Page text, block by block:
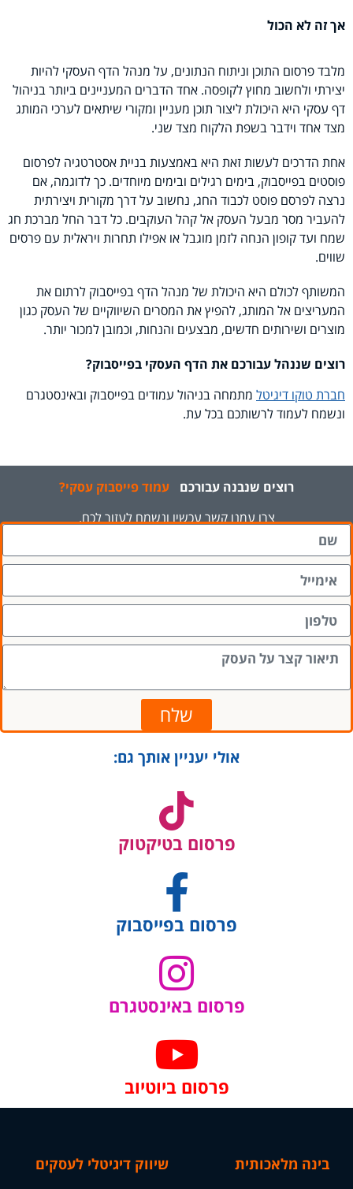
אך זה לא הכול
מלבד פרסום התוכן וניתוח הנתונים, על מנהל הדף העסקי להיות
יצירתי ולחשוב מחוץ לקופסה. אחד הדברים המעניינים ביותר בניהול
דף עסקי היא היכולת ליצור תוכן מעניין ומקורי שיתאים לערכי המותג
מצד אחד וידבר בשפת הלקוח מצד שני.
אחת הדרכים לעשות זאת היא באמצעות בניית אסטרטגיה לפרסום
פוסטים בפייסבוק, בימים רגילים ובימים מיוחדים. כך לדוגמה, אם
נרצה לפרסם פוסט לכבוד החג, נחשוב על דרך מקורית ויצירתית
להעביר מסר מבעל העסק אל קהל העוקבים. כל דבר החל מברכת חג
שמח ועד קופון הנחה לזמן מוגבל או אפילו תחרות ויראלית עם פרסים
שווים.
המשותף לכולם היא היכולת של מנהל הדף בפייסבוק לרתום את
המעריצים אל המותג, להפיץ את המסרים השיווקיים של העסק כגון
מוצרים ושירותים חדשים, מבצעים והנחות, וכמובן למכור יותר.
רוצים שננהל עבורכם את הדף העסקי בפייסבוק?
חברת טוקו דיגיטלמתמחה בניהול עמודים בפייסבוק ובאינסטגרם
ונשמח לעמוד לרשותכם בכל עת.
רוצים שנבנה עבורכם עמוד פייסבוק עסקי?
צרו עמנו קשר עכשיו ונשמח לעזור לכם.
שלח
אולי יעניין אותך גם:
פרסום בטיקטוק
פרסום בפייסבוק
פרסום באינסטגרם
פרסום ביוטיוב
בינה מלאכותית שיווק דיגיטלי לעסקים